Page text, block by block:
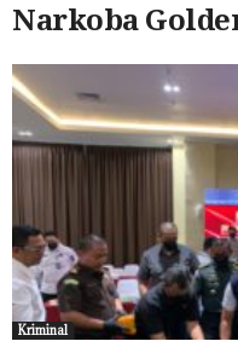
Narkoba
Kriminal